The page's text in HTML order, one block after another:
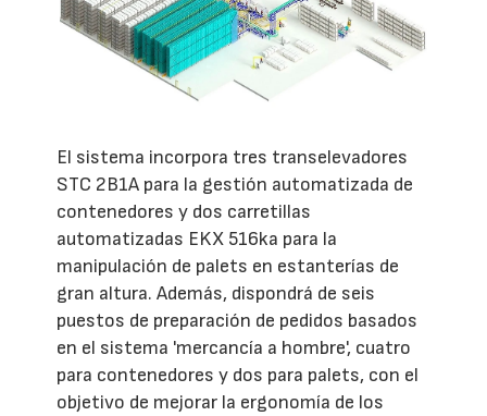
El sistema incorpora tres transelevadores
STC 2B1A para la gestión automatizada de
contenedores y dos carretillas
automatizadas EKX 516ka para la
manipulación de palets en estanterías de
gran altura. Además, dispondrá de seis
puestos de preparación de pedidos basados
en el sistema 'mercancía a hombre', cuatro
para contenedores y dos para palets, con el
objetivo de mejorar la ergonomía de los